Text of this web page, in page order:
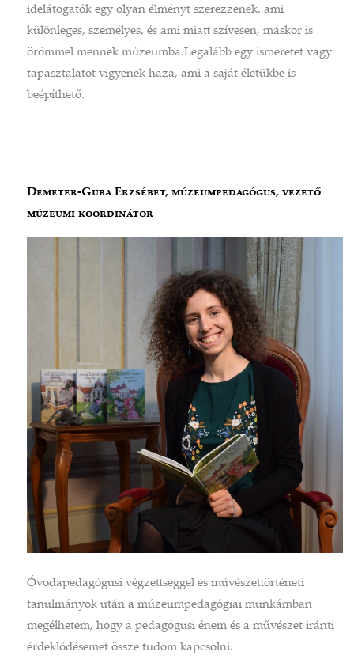
idelátogatók egy olyan élményt szerezzenek, ami
különleges, személyes, és ami miatt szívesen, máskor is
örömmel mennek múzeumba.Legalább egy ismeretet vagy
tapasztalatot vigyenek haza, ami a saját életükbe is
beépíthető.
Demeter-Guba Erzsébet, múzeumpedagógus, vezető
múzeumi koordinátor
Óvodapedagógusi végzettséggel és művészettörténeti
tanulmányok után a múzeumpedagógiai munkámban
megélhetem, hogy a pedagógusi énem és a művészet iránti
érdeklődésemet össze tudom kapcsolni.